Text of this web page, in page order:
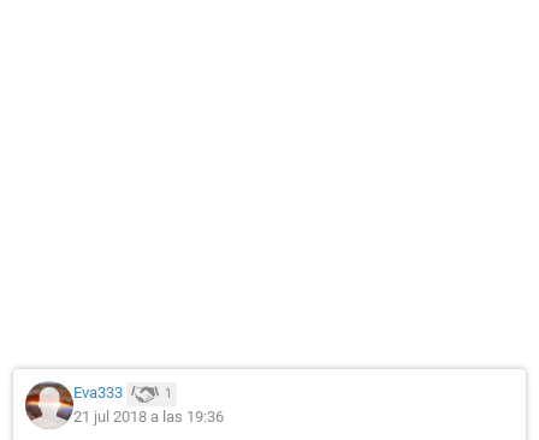
Eva333 1
21 jul 2018 a las 19:36